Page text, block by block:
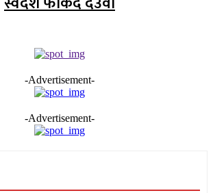
-Advertisement-
-Advertisement-